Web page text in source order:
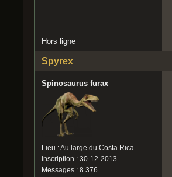
Hors ligne
Spyrex
Spinosaurus furax
Lieu : Au large du Costa Rica
Inscription : 30-12-2013
Messages : 8 376